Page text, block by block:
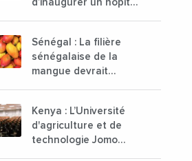
d’inaugurer un hôpital
au sud du pays
Sénégal : La filière
sénégalaise de la
mangue devrait
000 tonnes produites
Kenya : L’Université
d'agriculture et de
technologie Jomo